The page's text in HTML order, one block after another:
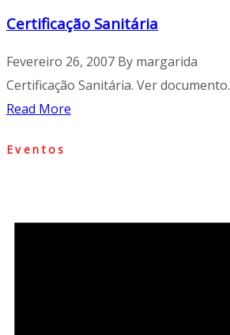
Certificação Sanitária
Fevereiro 26, 2007 By margarida
Certificação Sanitária. Ver documento.
Read More
Eventos